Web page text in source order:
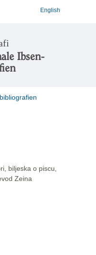
English
Ibsen-
biljeska o piscu,
Zeina